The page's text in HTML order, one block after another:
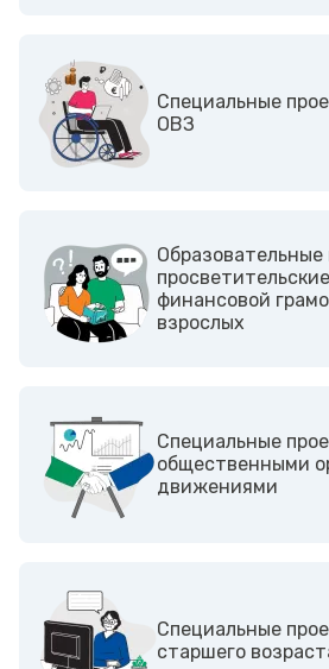
Cпециальные
ОВЗ
Образовательные
финансовой
взрослых
Cпециальные
общественными
движениями
Специальные
старшего